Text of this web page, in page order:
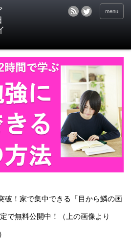
menu
破！家で集中できる「目から鱗の画
で無料公開中！（上の画像より